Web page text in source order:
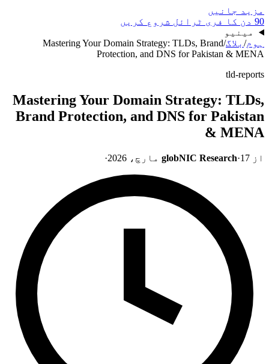
مزید جانیں
90 دن کا فری ٹرائل شروع کریں
مینیو
ہوم/ بلاگ/
Mastering Your Domain Strategy: TLDs, Brand
Protection, and DNS for Pakistan & MENA
tld-reports
Mastering Your Domain Strategy: TLDs,
Brand Protection, and DNS for Pakistan
& MENA
از globNIC Research·17 مارچ، 2026 ·